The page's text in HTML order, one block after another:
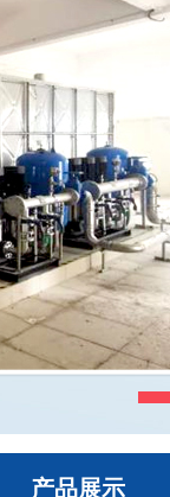
产品展示